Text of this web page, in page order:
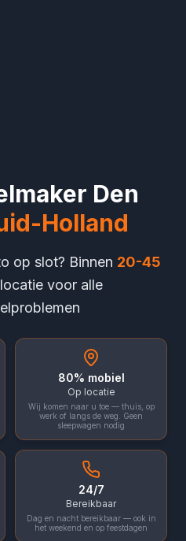
Den
Holland
op slot? Binnen 20-45
voor alle
80% mobiel
Op locatie
Wij komen naar u toe — thuis, op
werk of langs de weg. Geen
sleepwagen nodig
24/7
Bereikbaar
Dag en nacht bereikbaar — ook in
het weekend en op feestdagen